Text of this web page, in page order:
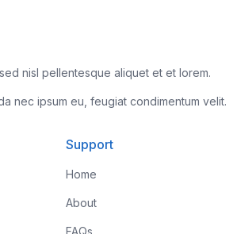
nisl pellentesque aliquet et et lorem.
nec ipsum eu, feugiat condimentum velit.
Support
Home
About